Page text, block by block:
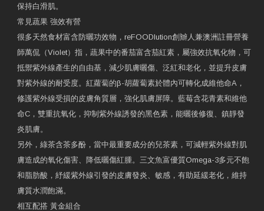
保持白滑肌。
常見蔬果 強效有營
很多天然食材富含防曬功效物，reFOODlution創辧人兼澳洲註冊營養
師萬侃（Violet）指，蔬果中的番茄富含茄紅素，屬強效抗氧化物，可
抵禦紫外線產生的自由基，減少肌膚曬傷、泛紅和老化，並提升皮膚
對紫外線的耐受度。紅蘿蔔的β-胡蘿蔔素於體內可轉化成維他命A，
修護紫外線受損的皮膚角質層，強化肌膚屏障。藍莓含花青素和維他
命C，雙重抗氧化，抑制紫外線誘發的黑色素，能曬後修復、鎮靜發
炎肌膚。
另外，綠茶含茶多酚，當中最重要成分的兒茶素，可減輕紫外線對肌
膚造成的氧化傷害、降低曬傷紅腫。三文魚富優質Omega-3多元不飽
和脂肪酸，紓緩紫外線引發的皮膚發炎、敏感，有助延緩老化，維持
膚質水潤飽滿。
相互配搭 黃金組合